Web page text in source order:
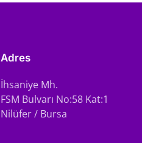
Adres
İhsaniye Mh.
FSM Bulvarı No:58 Kat:1
Nilüfer / Bursa